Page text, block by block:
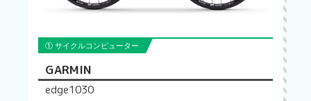
① サイクルコンピューター
GARMIN
edge1030